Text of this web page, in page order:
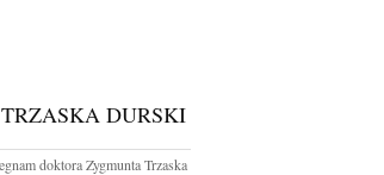
DURSKI
doktora Zygmunta Trzaska